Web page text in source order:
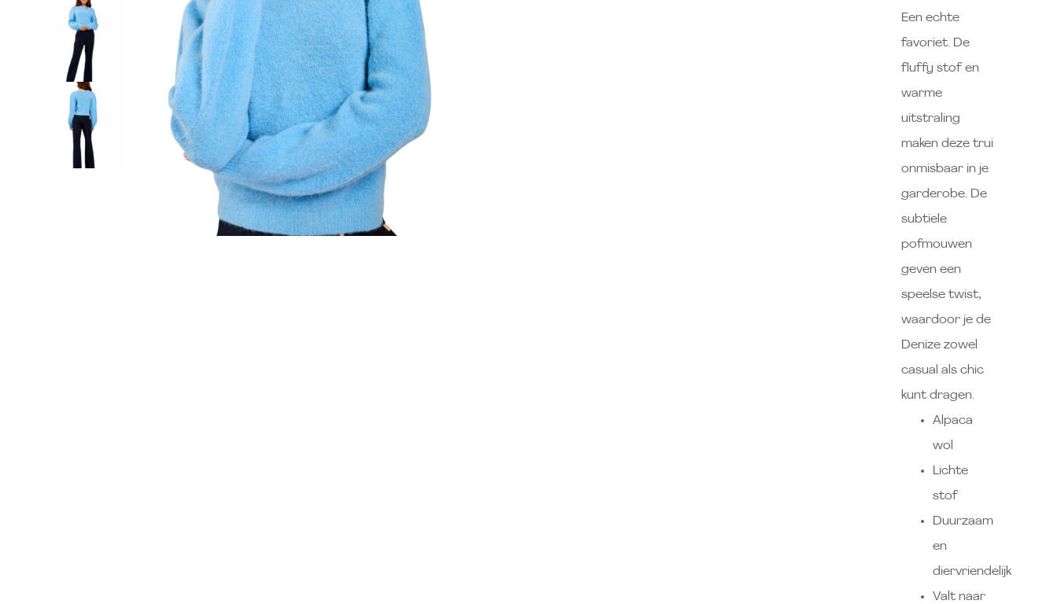
Een echte
favoriet. De
fluffy stof en
warme
uitstraling
maken deze trui
onmisbaar in je
garderobe. De
subtiele
pofmouwen
geven een
speelse twist,
waardoor je de
Denize zowel
casual als chic
kunt dragen.
Alpaca
wol
Lichte
stof
Duurzaam
en
diervriendelijk
Valt naar